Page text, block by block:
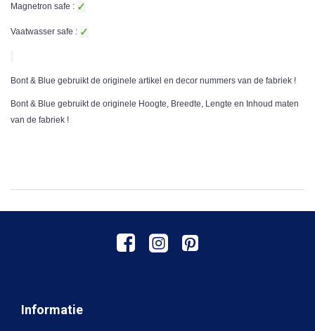
Magnetron safe : ✓
Vaatwasser safe : ✓
Bont & Blue gebruikt de originele artikel en decor nummers van de fabriek !
Bont & Blue gebruikt de originele Hoogte, Breedte, Lengte en Inhoud maten
van de fabriek !
Informatie